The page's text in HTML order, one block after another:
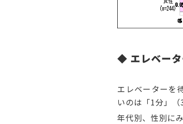
◆ エレベータ
エレベーターを
いのは「1分」
年代別、性別に